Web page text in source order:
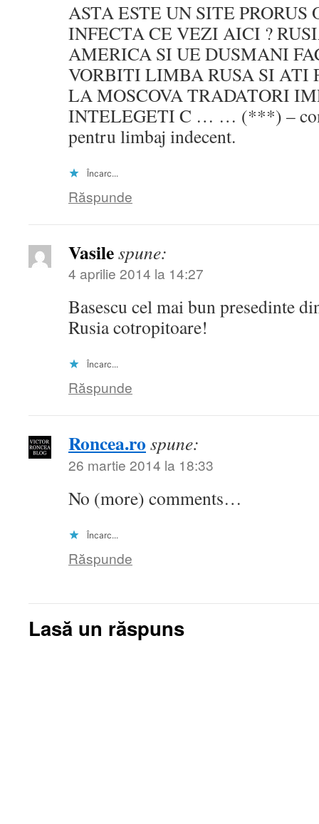
ASTA ESTE UN SITE PRORUS
INFECTA CE VEZI AICI ?
AMERICA SI UE DUSMANI
VORBITI LIMBA RUSA SI ATI
LA MOSCOVA TRADATORI
INTELEGETI C … … (***) –
pentru limbaj indecent.
Încarc...
Răspunde
Vasilespune:
4 aprilie 2014 la 14:27
Basescu cel mai bun presedinte
Rusia cotropitoare!
Încarc...
Răspunde
Roncea.ro spune:
26 martie 2014 la 18:33
No (more) comments…
Încarc...
Răspunde
Lasă un răspuns